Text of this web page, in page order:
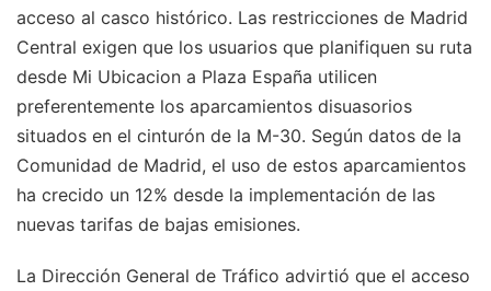
acceso al casco histórico. Las restricciones de Madrid
Central exigen que los usuarios que planifiquen su ruta
desde Mi Ubicacion a Plaza España utilicen
preferentemente los aparcamientos disuasorios
situados en el cinturón de la M-30. Según datos de la
Comunidad de Madrid, el uso de estos aparcamientos
ha crecido un 12% desde la implementación de las
nuevas tarifas de bajas emisiones.
La Dirección General de Tráfico advirtió que el acceso